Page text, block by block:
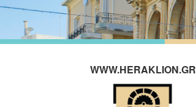
WWW.HERAKLION.GR